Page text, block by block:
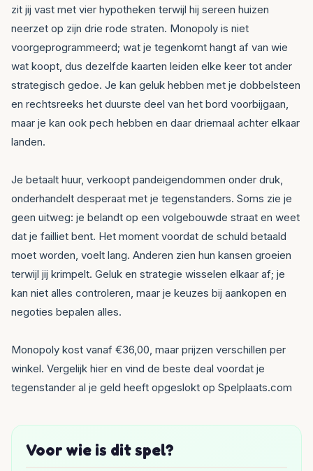
zit jij vast met vier hypotheken terwijl hij sereen huizen
neerzet op zijn drie rode straten. Monopoly is niet
voorgeprogrammeerd; wat je tegenkomt hangt af van wie
wat koopt, dus dezelfde kaarten leiden elke keer tot ander
strategisch gedoe. Je kan geluk hebben met je dobbelsteen
en rechtsreeks het duurste deel van het bord voorbijgaan,
maar je kan ook pech hebben en daar driemaal achter elkaar
landen.
Je betaalt huur, verkoopt pandeigendommen onder druk,
onderhandelt desperaat met je tegenstanders. Soms zie je
geen uitweg: je belandt op een volgebouwde straat en weet
dat je failliet bent. Het moment voordat de schuld betaald
moet worden, voelt lang. Anderen zien hun kansen groeien
terwijl jij krimpelt. Geluk en strategie wisselen elkaar af; je
kan niet alles controleren, maar je keuzes bij aankopen en
negoties bepalen alles.
Monopoly kost vanaf €36,00, maar prijzen verschillen per
winkel. Vergelijk hier en vind de beste deal voordat je
tegenstander al je geld heeft opgeslokt op Spelplaats.com
Voor wie is dit spel?